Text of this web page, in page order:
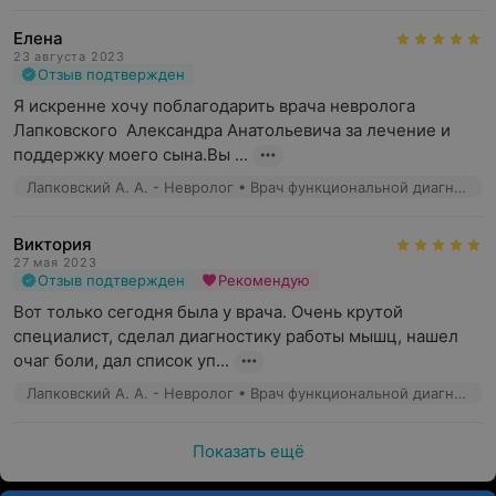
получить информацию о функциональном состоянии
сосудов, в том числе магистральных сосудов
головного мозга (основные артерии, позвоночные
артерии, задние мозговые артерии, сонные артерии
и их ветви);
лабораторные методы применяют для того, чтобы
исключить заболевание, проверить эффективность
лечения.
Какие заболевания лечит врач-невролог?
Заболевания воспалительного характера
(эпидемический, клещевой и гриппозный энцефалит,
Дегенеративные заболевания нервной системы
(болезнь Альцгеймера, болезнь Пика, болезнь
Елена
23 августа 2023
Отзыв подтвержден
Я искренне хочу поблагодарить врача невролога
Лапковского  Александра Анатольевича за лечение и
поддержку моего сына.Вы ...
Лапковский А. А. - Невролог • Врач функциональной диагностики
Виктория
27 мая 2023
Отзыв подтвержден Рекомендую
Вот только сегодня была у врача. Очень крутой
специалист, сделал диагностику работы мышц, нашел
очаг боли, дал список уп...
Лапковский А. А. - Невролог • Врач функциональной диагностики
Показать ещё